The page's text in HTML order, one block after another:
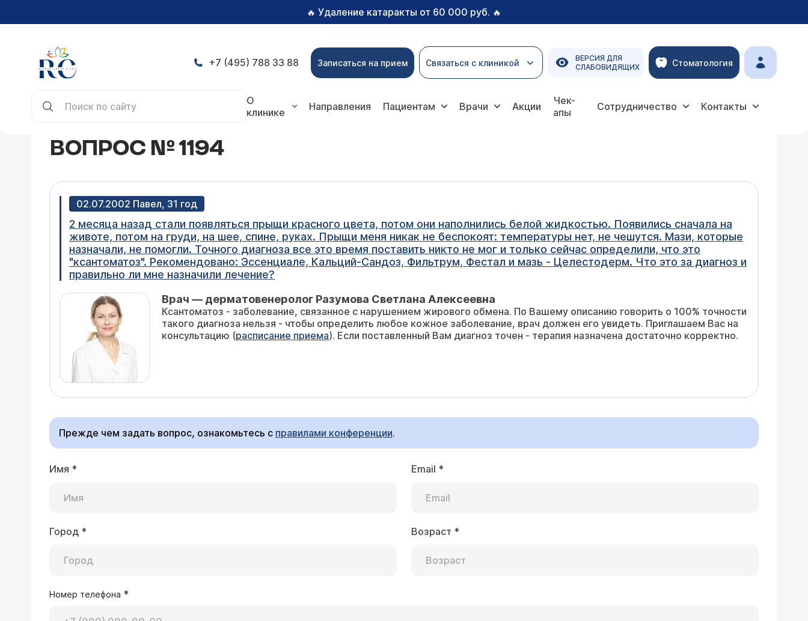
🔥 Удаление катаракты от 60 000 руб. 🔥
+7 (495) 788 33 88 Записаться на прием Связаться с клиникой
ВЕРСИЯ ДЛЯ
СЛАБОВИДЯЩИХ
Стоматология
О
клинике
Направления Пациентам Врачи Акции
Чек-
апы
Сотрудничество Контакты
ВОПРОС № 1194
02.07.2002 Павел, 31 год
2 месяца назад стали появляться прыщи красного цвета, потом они наполнились белой жидкостью. Появились сначала на
животе, потом на груди, на шее, спине, руках. Прыщи меня никак не беспокоят: температуры нет, не чешутся. Мази, которые
назначали, не помогли. Точного диагноза все это время поставить никто не мог и только сейчас определили, что это
"ксантоматоз". Рекомендовано: Эссенциале, Кальций-Сандоз, Фильтрум, Фестал и мазь - Целестодерм. Что это за диагноз и
правильно ли мне назначили лечение?
Врач — дерматовенеролог Разумова Светлана Алексеевна
Ксантоматоз - заболевание, связанное с нарушением жирового обмена. По Вашему описанию говорить о 100% точности
такого диагноза нельзя - чтобы определить любое кожное заболевание, врач должен его увидеть. Приглашаем Вас на
консультацию (расписание приема). Если поставленный Вам диагноз точен - терапия назначена достаточно корректно.
Прежде чем задать вопрос, ознакомьтесь с правилами конференции.
Имя * Email *
Город * Возраст *
Номер телефона *